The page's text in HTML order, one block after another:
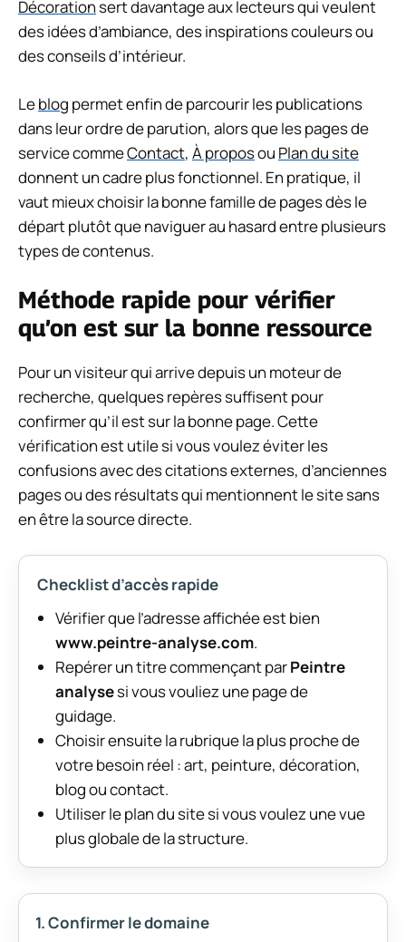
Décorationsert davantage aux lecteurs qui veulent
des idées d’ambiance, des inspirations couleurs ou
des conseils d’intérieur.
Leblog permet enfin de parcourir les publications
dans leur ordre de parution, alors que les pages de
service commeContact, À proposou Plan du site
donnent un cadre plus fonctionnel. En pratique, il
vaut mieux choisir la bonne famille de pages dès le
départ plutôt que naviguer au hasard entre plusieurs
types de contenus.
Méthode rapide pour vérifier
qu’on est sur la bonne ressource
Pour un visiteur qui arrive depuis un moteur de
recherche, quelques repères suffisent pour
confirmer qu’il est sur la bonne page. Cette
vérification est utile si vous voulez éviter les
confusions avec des citations externes, d’anciennes
pages ou des résultats qui mentionnent le site sans
en être la source directe.
Checklist d’accès rapide
Vérifier que l’adresse affichée est bien
www.peintre-analyse.com.
Repérer un titre commençant parPeintre
analysesi vous vouliez une page de
guidage.
Choisir ensuite la rubrique la plus proche de
votre besoin réel : art, peinture, décoration,
blog ou contact.
Utiliser le plan du site si vous voulez une vue
plus globale de la structure.
1. Confirmer le domaine